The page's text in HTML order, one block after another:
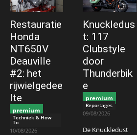
Restauratie
Honda
NT650V
Deauville
#2: het
rijwielgedee
lte
premium
Techniek & How
To
10/08/2026
Knuckledus
t: 117
Clubstyle
door
Thunderbik
e
premium
Reportages
09/08/2026
De Knuckledust